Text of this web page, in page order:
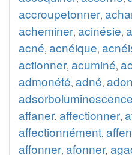
accroupetonner,
acheminer, acinésie,
acné, acnéique,
actionner, acuminé,
admonété, adné,
adsorboluminescence
affaner, affectionner,
affectionnément,
affonner, afonner,